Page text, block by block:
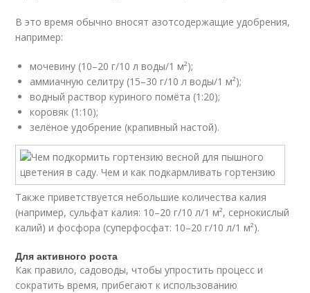
В это время обычно вносят азотсодержащие удобрения,
например:
мочевину (10–20 г/10 л воды/1 м²);
аммиачную селитру (15–30 г/10 л воды/1 м²);
водный раствор куриного помёта (1:20);
коровяк (1:10);
зелёное удобрение (крапивный настой).
Также приветствуется небольшие количества калия
(например, сульфат калия: 10–20 г/10 л/1 м², сернокислый
калий) и фосфора (суперфосфат: 10–20 г/10 л/1 м²).
Для активного роста
Как правило, садоводы, чтобы упростить процесс и
сократить время, прибегают к использованию